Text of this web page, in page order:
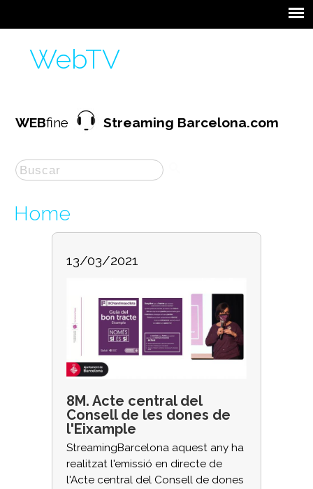
WebTV
WEBfineStreaming Barcelona.com
Home
13/03/2021
8M. Acte central del
Consell de les dones de
l'Eixample
StreamingBarcelona aquest any ha
realitzat l'emissió en directe de
l'Acte central del Consell de dones